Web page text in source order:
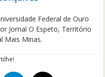
Federal de Ouro
Jornal O Espeto, Território
Mais Minas.